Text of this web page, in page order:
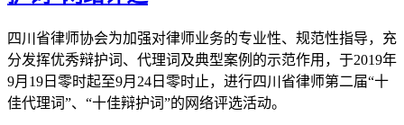
四川省律师协会为加强对律师业务的专业性、规范性指导，充
分发挥优秀辩护词、代理词及典型案例的示范作用，于2019年
9月19日零时起至9月24日零时止，进行四川省律师第二届“十
佳代理词”、“十佳辩护词”的网络评选活动。